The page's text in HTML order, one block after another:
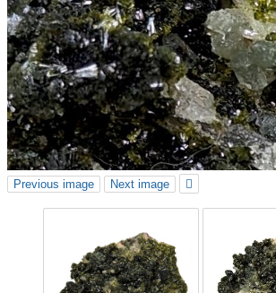
Previous image Next image 